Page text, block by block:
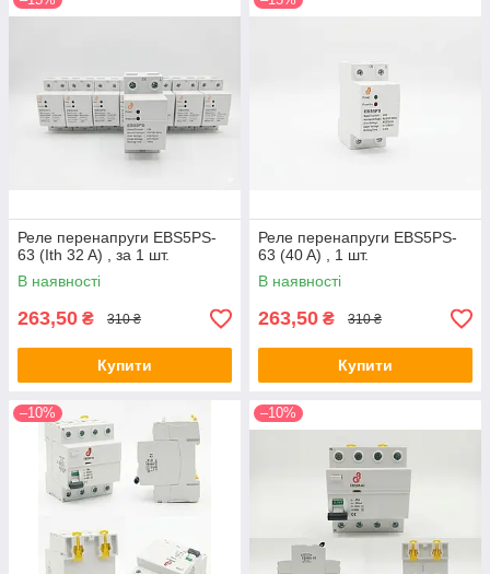
Реле перенапруги EBS5PS-
63 (Ith 32 A) , за 1 шт.
В наявності
263,50 ₴ 310 ₴
Купити
Реле перенапруги EBS5PS-
63 (40 A) , 1 шт.
В наявності
263,50 ₴ 310 ₴
Купити
–10% –10%